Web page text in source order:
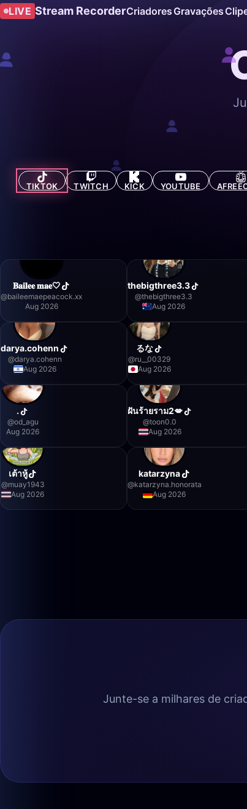
LIVE Stream RecorderCriadores Gravações
TIKTOK TWITCH KICK YOUTUBE
𝐁𝐚𝐢𝐥𝐞𝐞 𝐦𝐚𝐞🤍
@baileemaepeacock.xx
Aug 2026
thebigthree3.3
@thebigthree3.3
Aug 2026
darya.cohenn
@darya.cohenn
Aug 2026
るな
@ru__00329
Aug 2026
.
@od_agu
Aug 2026
ฝันร้ายราม2💋
@toon0.0
Aug 2026
เต้าหู้
@muay1943
Aug 2026
katarzyna
@katarzyna.honorata
Aug 2026
Junte-se a milhares de